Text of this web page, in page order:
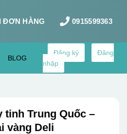
ĐƠN HÀNG 0915599363
BLOG
Đăng ký
Đăng
nhập
tinh Trung Quốc –
vàng Deli